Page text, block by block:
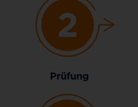
Prüfung